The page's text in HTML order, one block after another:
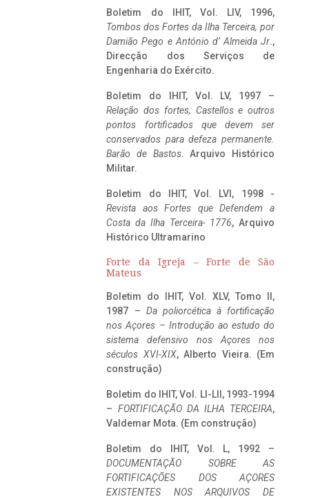
Boletim do IHIT, Vol. LIV, 1996,
Tombos dos Fortes da Ilha Terceira, por
Damião Pego e António d’ Almeida Jr.,
Direcção dos Serviços de
Engenharia do Exército.
Boletim do IHIT, Vol. LV, 1997 –
Relação dos fortes, Castellos e outros
pontos fortificados que devem ser
conservados para defeza permanente.
Barão de Bastos. Arquivo Histórico
Militar.
Boletim do IHIT, Vol. LVI, 1998 -
Revista aos Fortes que Defendem a
Costa da Ilha Terceira- 1776, Arquivo
Histórico Ultramarino
Forte da Igreja – Forte de São
Mateus
Boletim do IHIT, Vol. XLV, Tomo II,
1987 – Da poliorcética à fortificação
nos Açores – Introdução ao estudo do
sistema defensivo nos Açores nos
séculos XVI-XIX, Alberto Vieira. (Em
construção)
Boletim do IHIT, Vol. LI-LII, 1993-1994
– FORTIFICAÇÃO DA ILHA TERCEIRA,
Valdemar Mota. (Em construção)
Boletim do IHIT, Vol. L, 1992 –
DOCUMENTAÇÃO SOBRE AS
FORTIFICAÇÕES DOS AÇORES
EXISTENTES NOS ARQUIVOS DE